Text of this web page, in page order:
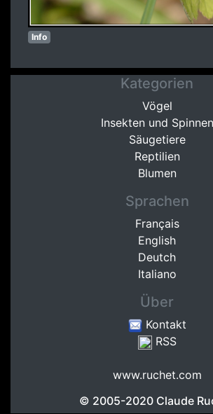
Info
Kategorien
Vögel
Insekten und Spinnen
Säugetiere
Reptilien
Blumen
Sprachen
Français
English
Deutch
Italiano
Über
Kontakt
RSS
www.ruchet.com
© 2005-2020 Claude